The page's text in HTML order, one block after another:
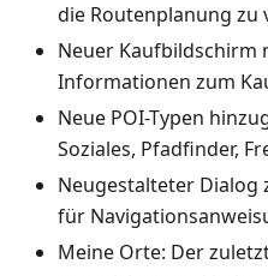
die Routenplanung zu
Neuer Kaufbildschirm
Informationen zum
Neue POI-Typen
Soziales, Pfadfinder,
Neugestalteter Dialog
für
Meine Orte: Der